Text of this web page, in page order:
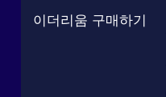
이더리움 구매하기